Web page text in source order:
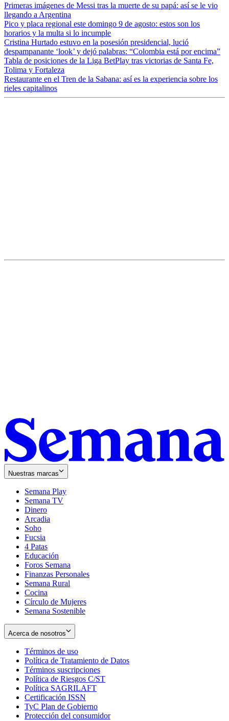
Primeras imágenes de Messi tras la muerte de su papá: así se le vio
llegando a Argentina
Pico y placa regional este domingo 9 de agosto: estos son los
horarios y la multa si lo incumple
Cristina Hurtado estuvo en la posesión presidencial, lució
despampanante ‘look’ y dejó palabras: “Colombia está por encima”
Tabla de posiciones de la Liga BetPlay tras victorias de Santa Fe,
Tolima y Fortaleza
Restaurante en el Tren de la Sabana: así es la experiencia sobre los
rieles capitalinos
Nuestras marcas
Semana Play
Semana TV
Dinero
Arcadia
Soho
in
new
window
Fucsia
in
new
window
4 Patas
Educación
Foros Semana
Finanzas Personales
Semana Rural
Cocina
Círculo de Mujeres
Semana Sostenible
Acerca de nosotros
Términos de uso
in
new
window
Política de Tratamiento de Datos
Términos suscripciones
in
Política de Riesgos C/ST
Política SAGRILAFT
new
window
Certificación ISSN
in
new
TyC Plan de Gobierno
in
Protección del consumidorOpens